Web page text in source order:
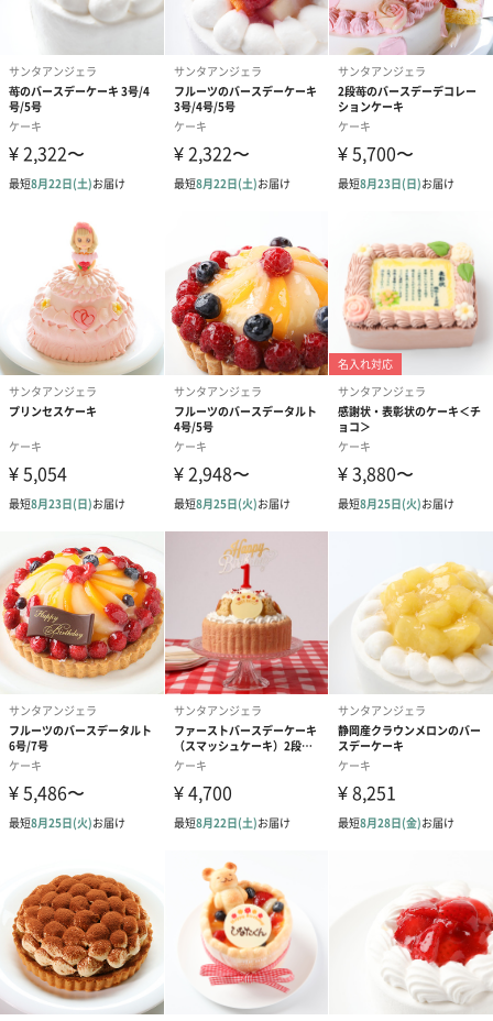
クリームブレンドを贅沢に使っています。コクがあり滑らかで口
どけのいい風味豊かなこのホイップクリームはバニラカスタード
と合わせることで一段と味に深みが増して、品質の違いを実感し
ていただけると確信しております。
生地も入れて数えると6層構造にもなるリッチなマンゴータルト。
マンゴー好きな方のバースデーケーキにぜひご利用ください。
豊富なサイズバリエーション
・5号／3～4人分サイズ
・6号／5～6人分サイズ
・7号／6～7人分サイズ
選べるチョコレートプレート
1枚無料でお付けいたします
happybirthdayとおたんじょうびおめでとうのチョコレートプレ
ートには○○くん○○ちゃん 程度の文字が入れられます。バースデー
以外のご用途に右下の無地のチョコプレートも ご用意していま
す。 無地のチョコプレートは20文字まで入ります。
happybirthdayのチョコプレートは名入れの指定がないお客様用
のバースデーチョコプレートです。
商品詳細情報
本体サイズ
＜6号／5～6人分サイズ＞
幅170mm×奥行170mm×高さ45mm
＜7号／6～7人分サイズ＞